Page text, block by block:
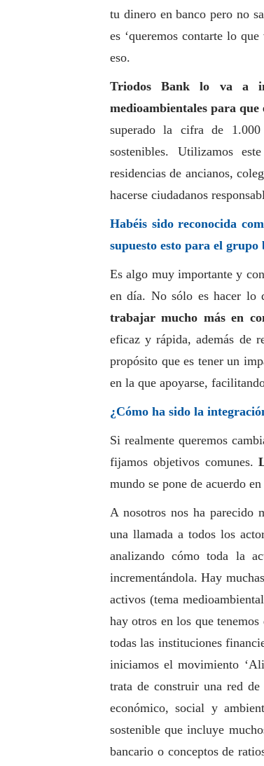
tu dinero en banco pero no
es ‘queremos contarte lo
eso.
Triodos Bank lo va a
medioambientales para que
superado la cifra de
sostenibles. Utilizamos
residencias de ancianos,
hacerse ciudadanos
Habéis sido reconocida
supuesto esto para el grupo
Es algo muy importante y
en día. No sólo es hacer lo
trabajar mucho más en
eficaz y rápida, además de
propósito que es tener un
en la que apoyarse,
¿Cómo ha sido la
Si realmente queremos
fijamos objetivos comunes.
mundo se pone de acuerdo
A nosotros nos ha parecido
una llamada a todos los
analizando cómo toda la
incrementándola. Hay
activos (tema
hay otros en los que
todas las instituciones
iniciamos el movimiento
trata de construir una red
económico,social y
sostenible que incluye
bancario o conceptos de